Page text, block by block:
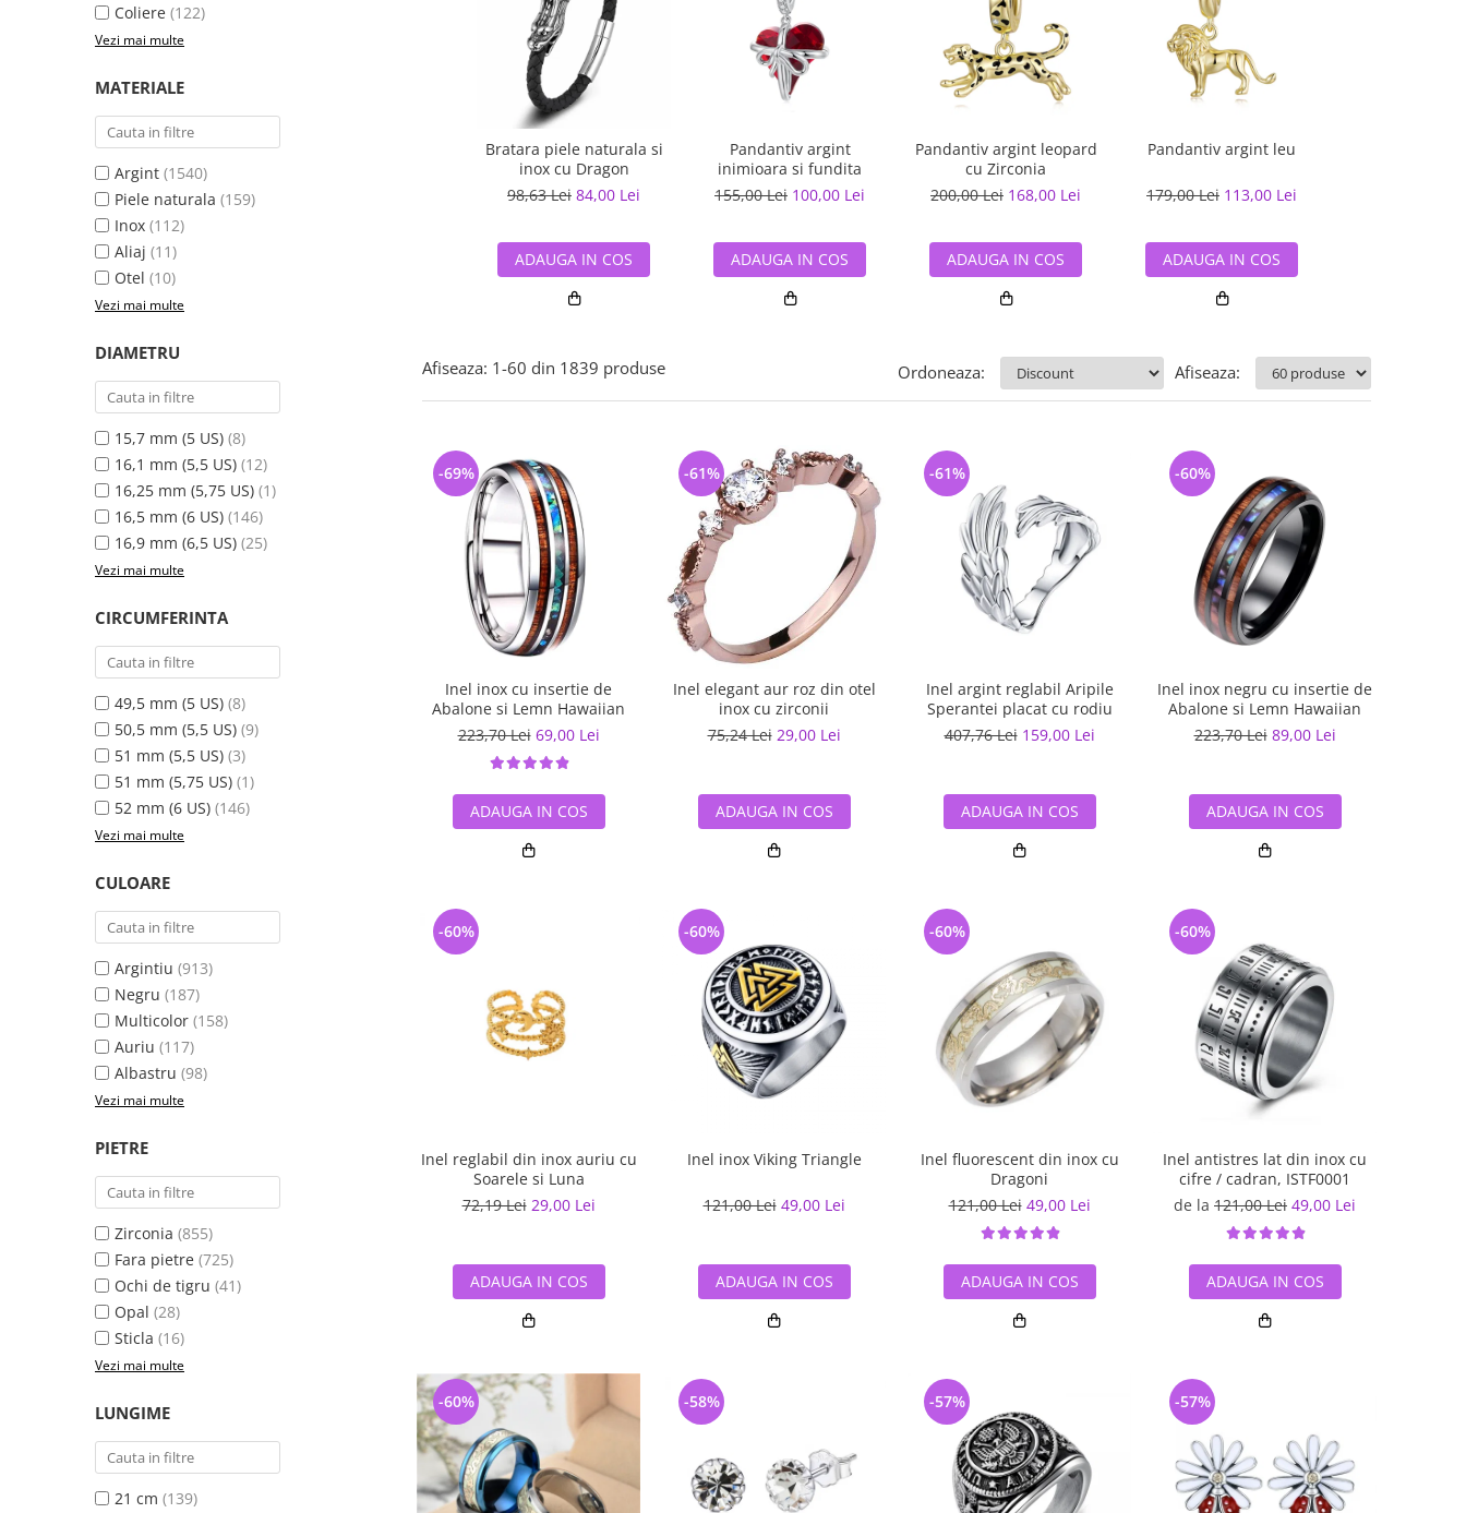
semipretioase
Bijuterii argint cu diverse
Bijuterii argint cu murano
Bijuterii de Lux
Bijuterii Handmade
Bijuterii fantezie
Casete si cutii de bijuterii
Bijuterii tungsten
Accesorii Piele
Solutii si lavete de curatare
Coliere (122)
Vezi mai multe
MATERIALE
Argint (1540)
Piele naturala (159)
Inox (112)
Aliaj (11)
Otel (10)
Vezi mai multe
DIAMETRU
15,7 mm (5 US) (8)
16,1 mm (5,5 US) (12)
16,25 mm (5,75 US) (1)
16,5 mm (6 US) (146)
16,9 mm (6,5 US) (25)
Vezi mai multe
CIRCUMFERINTA
49,5 mm (5 US) (8)
50,5 mm (5,5 US) (9)
51 mm (5,5 US) (3)
51 mm (5,75 US) (1)
52 mm (6 US) (146)
Vezi mai multe
CULOARE
Argintiu (913)
Negru (187)
Multicolor (158)
Auriu (117)
Albastru (98)
Vezi mai multe
PIETRE
Zirconia (855)
Fara pietre (725)
Ochi de tigru (41)
Opal (28)
Sticla (16)
Vezi mai multe
LUNGIME
21 cm (139)
Bratara piele naturala si
inox cu Dragon
98,63 Lei 84,00 Lei
ADAUGA IN COS
Pandantiv argint
inimioara si fundita
155,00 Lei 100,00 Lei
ADAUGA IN COS
Pandantiv argint leopard
cu Zirconia
200,00 Lei 168,00 Lei
ADAUGA IN COS
Pandantiv argint leu
179,00 Lei 113,00 Lei
ADAUGA IN COS
Afiseaza: 1-60 din 1839 produse Afiseaza:
Ordoneaza:
Inel inox cu insertie de
Abalone si Lemn Hawaiian
223,70 Lei 69,00 Lei
-69%
ADAUGA IN COS
Inel elegant aur roz din otel
inox cu zirconii
75,24 Lei 29,00 Lei
-61%
ADAUGA IN COS
Inel argint reglabil Aripile
Sperantei placat cu rodiu
407,76 Lei 159,00 Lei
-61%
ADAUGA IN COS
Inel inox negru cu insertie de
Abalone si Lemn Hawaiian
223,70 Lei 89,00 Lei
-60%
ADAUGA IN COS
Inel reglabil din inox auriu cu
Soarele si Luna
72,19 Lei 29,00 Lei
-60%
ADAUGA IN COS
Inel inox Viking Triangle
121,00 Lei 49,00 Lei
-60%
ADAUGA IN COS
Inel fluorescent din inox cu
Dragoni
121,00 Lei 49,00 Lei
-60%
ADAUGA IN COS
Inel antistres lat din inox cu
cifre / cadran, ISTF0001
de la 121,00 Lei 49,00 Lei
-60%
ADAUGA IN COS
-60% -58% -57% -57%